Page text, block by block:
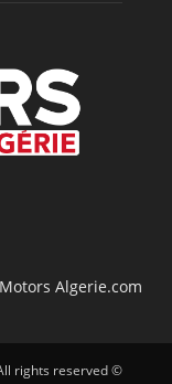
© Motors Algérie - www.motorsalgerie.com | All rights reserved